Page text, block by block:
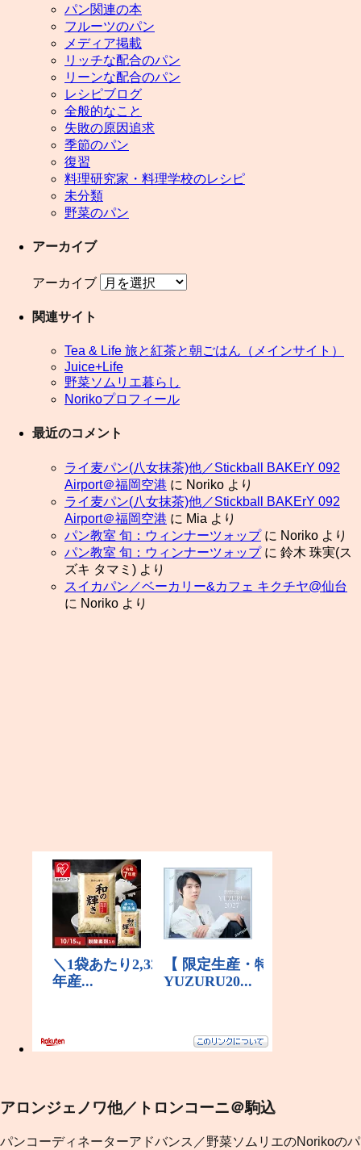
パン関連の本
フルーツのパン
メディア掲載
リッチな配合のパン
リーンな配合のパン
レシピブログ
全般的なこと
失敗の原因追求
季節のパン
復習
料理研究家・料理学校のレシピ
未分類
野菜のパン
アーカイブ
アーカイブ
関連サイト
Tea & Life 旅と紅茶と朝ごはん（メインサイト）
Juice+Life
野菜ソムリエ暮らし
Norikoプロフィール
最近のコメント
ライ麦パン(八女抹茶)他／Stickball BAKErY 092
Airport＠福岡空港 に Noriko より
ライ麦パン(八女抹茶)他／Stickball BAKErY 092
Airport＠福岡空港 に Mia より
パン教室 旬：ウィンナーツォップに Noriko より
パン教室 旬：ウィンナーツォップに 鈴木 珠実(ス
ズキ タマミ) より
スイカパン／ベーカリー&カフェ キクチヤ@仙台
に Noriko より
アロンジェノワ他／トロンコーニ＠駒込
パンコーディネーターアドバンス／野菜ソムリエのNorikoのパ